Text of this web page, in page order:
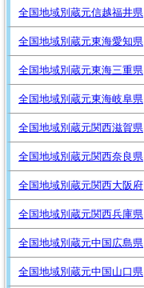
全国地域別蔵元信越福井県
全国地域別蔵元東海愛知県
全国地域別蔵元東海三重県
全国地域別蔵元東海岐阜県
全国地域別蔵元関西滋賀県
全国地域別蔵元関西奈良県
全国地域別蔵元関西大阪府
全国地域別蔵元関西兵庫県
全国地域別蔵元中国広島県
全国地域別蔵元中国山口県